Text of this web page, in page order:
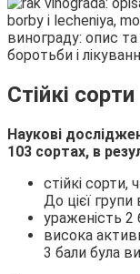
Стійкі сорти
Наукові
103 сортах, в
стійкі сорти,
До цієї групи
ураженість 2
висока
3 бали була